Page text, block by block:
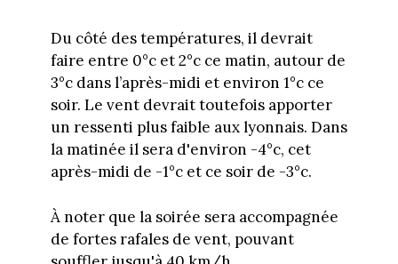
Du côté des températures, il devrait
faire entre 0°c et 2°c ce matin, autour de
3°c dans l’après-midi et environ 1°c ce
soir. Le vent devrait toutefois apporter
un ressenti plus faible aux lyonnais. Dans
la matinée il sera d'environ -4°c, cet
après-midi de -1°c et ce soir de -3°c.
À noter que la soirée sera accompagnée
de fortes rafales de vent, pouvant